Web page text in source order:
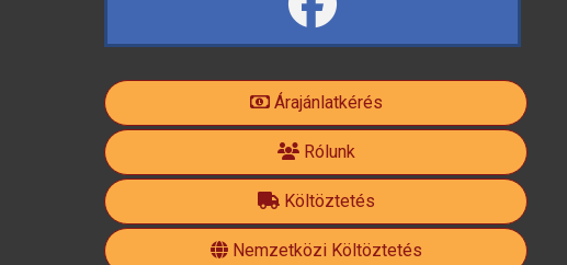
fa-
facebook-
official
Árajánlatkérés
Rólunk
Költöztetés
Nemzetközi Költöztetés